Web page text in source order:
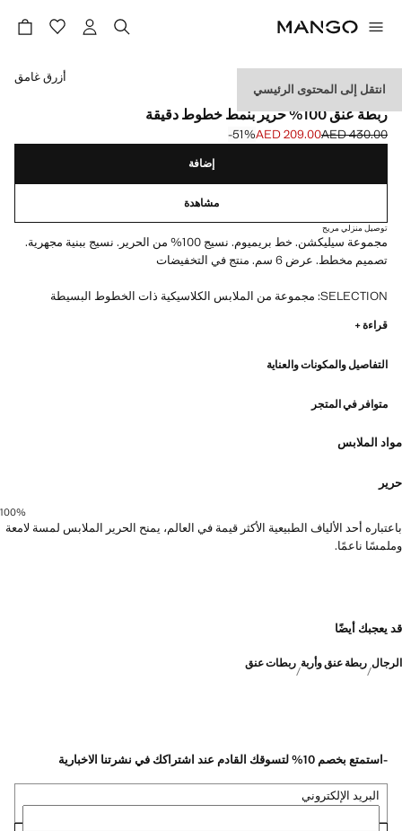
انتقل إلى المحتوى الرئيسي
SELECTION
ربطة عنق 100% حرير بنمط خطوط دقيقة
السعر الأول محذوف [AED 430.00 ]
AED 430.00
السعر الحالي [AED 209.00 ]AED 209.00
‎-51‎%‎
حدد اللون
أزرق غامق
إضافة
مشاهدة
توصيل منزلي مريح
مجموعة سيليكشن. خط بريميوم. نسيج 100% من الحرير. نسيج ببنية مجهرية.
تصميم مخطط. عرض 6 سم. منتج في التخفيضات
SELECTION: مجموعة من الملابس الكلاسيكية ذات الخطوط البسيطة
دائم وأنيق.
2# × 1# سم
قراءة +
التفاصيل والمكونات والعناية
متوافر في المتجر
مواد الملابس
حرير
100‎%‎
باعتباره أحد الألياف الطبيعية الأكثر قيمة في العالم، يمنح الحرير الملابس لمسة لامعة
وملمسًا ناعمًا.
قد يعجبك أيضًا
الرجال ربطة عنق وأربة ربطات عنق
-استمتع بخصم 10% لتسوقك القادم عند اشتراكك في نشرتنا الاخبارية
البريد الإلكتروني